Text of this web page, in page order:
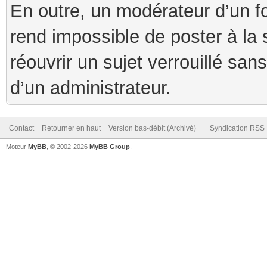
En outre, un modérateur d’un
rend impossible de poster à
réouvrir un sujet verrouillé
d’un administrateur.
Contact Retourner en haut Version bas-débit (Archivé) Syndication RSS
Moteur MyBB , © 2002-2026 MyBB Group